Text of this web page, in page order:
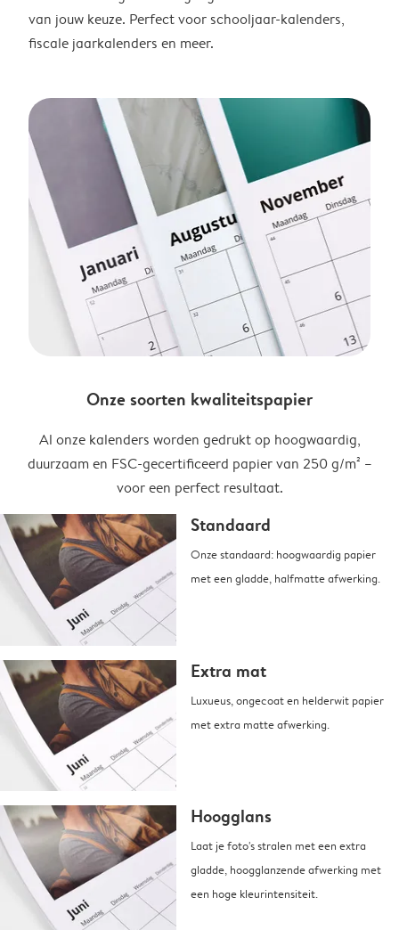
van jouw keuze. Perfect voor schooljaar-kalenders,
fiscale jaarkalenders en meer.
Onze soorten kwaliteitspapier
Al onze kalenders worden gedrukt op hoogwaardig,
duurzaam en FSC-gecertificeerd papier van 250 g/m² –
voor een perfect resultaat.
Standaard
Onze standaard: hoogwaardig papier
met een gladde, halfmatte afwerking.
Extra mat
Luxueus, ongecoat en helderwit papier
met extra matte afwerking.
Hoogglans
Laat je foto's stralen met een extra
gladde, hoogglanzende afwerking met
een hoge kleurintensiteit.